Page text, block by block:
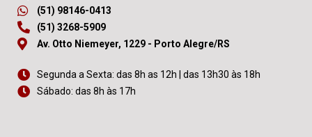
(51) 98146-0413
(51) 3268-5909
Av. Otto Niemeyer, 1229 - Porto Alegre/RS
Segunda a Sexta: das 8h as 12h | das 13h30 às 18h
Sábado: das 8h às 17h